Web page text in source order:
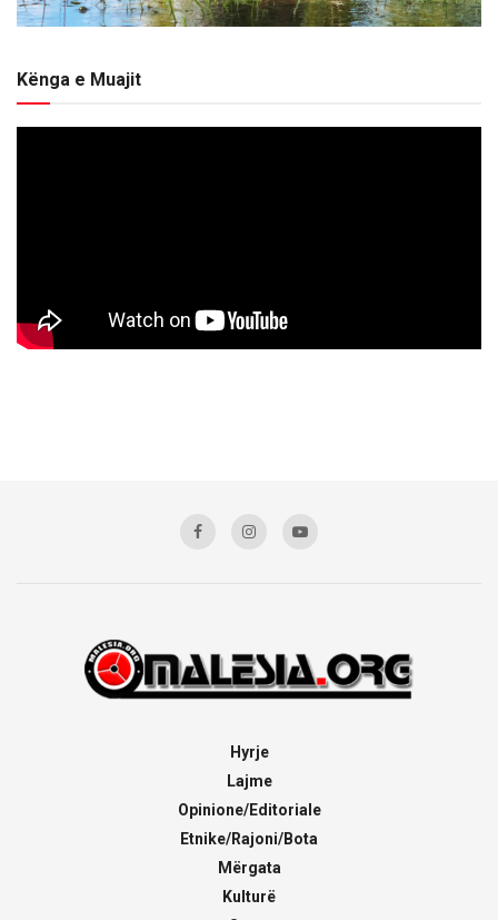
Kënga e Muajit
Hyrje
Lajme
Opinione/Editoriale
Etnike/Rajoni/Bota
Mërgata
Kulturë